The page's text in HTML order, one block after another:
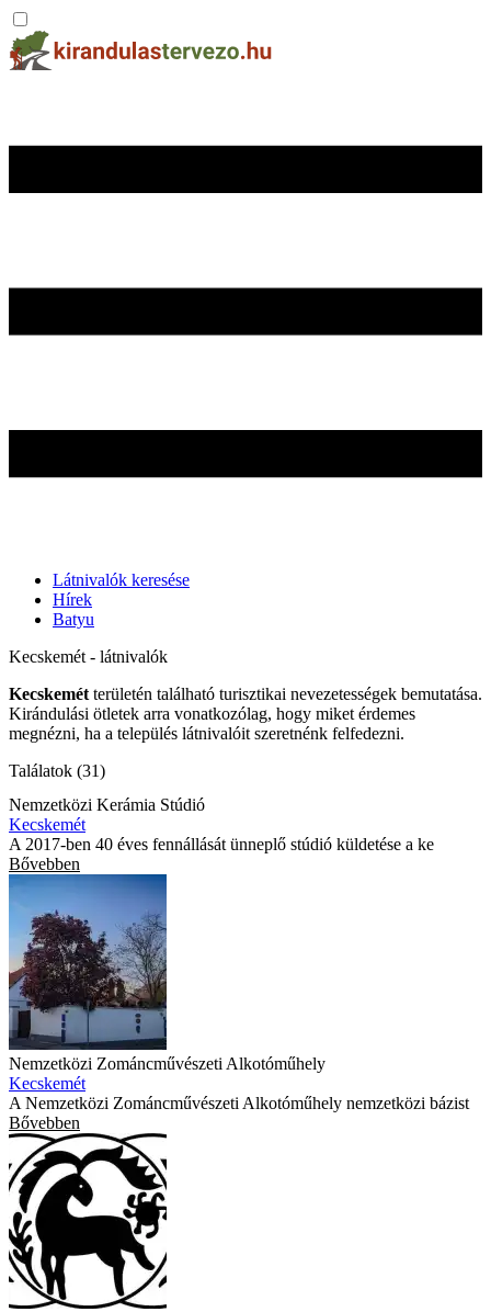
Látnivalók keresése
Hírek
Batyu
Kecskemét - látnivalók
Kecskemét területén található turisztikai nevezetességek bemutatása.
Kirándulási ötletek arra vonatkozólag, hogy miket érdemes
megnézni, ha a település látnivalóit szeretnénk felfedezni.
Találatok (31)
Nemzetközi Kerámia Stúdió
Kecskemét
A 2017-ben 40 éves fennállását ünneplő stúdió küldetése a ke
Bővebben
Nemzetközi Zománcművészeti Alkotóműhely
Kecskemét
A Nemzetközi Zománcművészeti Alkotóműhely nemzetközi bázist
Bővebben